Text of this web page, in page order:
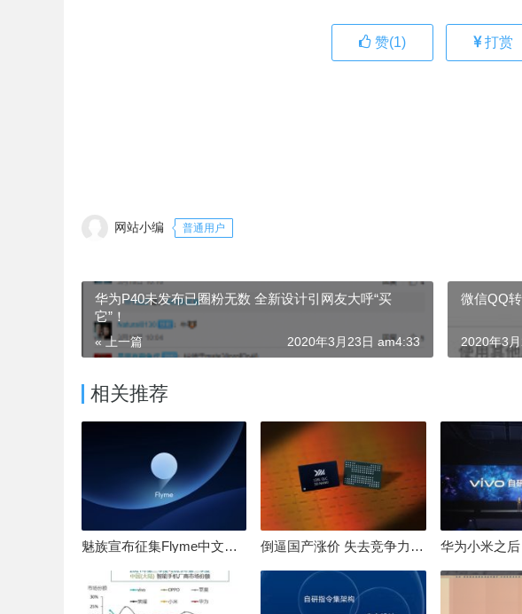
赞(1) 打赏
网站小编 普通用户
华为P40未发布已圈粉无数 全新设计引网友大呼“买
它”！
« 上一篇 2020年3月23日 am4:33
微信QQ
2020年3
相关推荐
魅族宣布征集Flyme中文OS名：要像鸿蒙、澎湃一样响亮 倒逼国产涨价 失去竞争力！三星要减产50%：SSD必须涨价